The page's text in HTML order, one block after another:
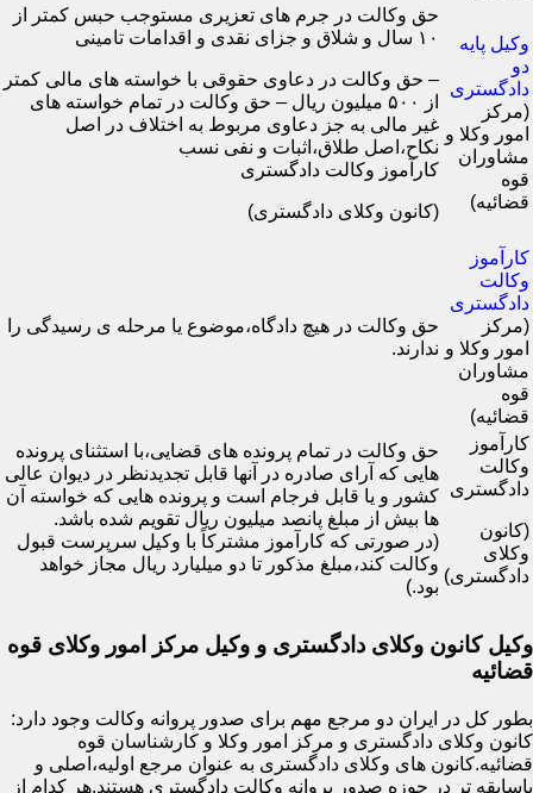
وکیل پایه
دو
دادگستری
(مرکز
امور وکلا و
مشاوران
قوه
قضائیه)
حق وکالت در جرم های تعزیری مستوجب حبس کمتر از
۱۰ سال و شلاق و جزای نقدی و اقدامات تامینی
– حق وکالت در دعاوی حقوقی با خواسته های مالی کمتر
از ۵۰۰ میلیون ریال – حق وکالت در تمام خواسته های
غیر مالی به جز دعاوی مربوط به اختلاف در اصل
نکاح،اصل طلاق،اثبات و نفی نسب
کارآموز وکالت دادگستری
(کانون وکلای دادگستری)
کارآموز
وکالت
دادگستری
(مرکز
امور وکلا و
مشاوران
قوه
قضائیه)
حق وکالت در هیچ دادگاه،موضوع یا مرحله ی رسیدگی را
ندارند.
کارآموز
وکالت
دادگستری
(کانون
وکلای
دادگستری)
حق وکالت در تمام پرونده های قضایی،با استثنای پرونده
هایی که آرای صادره در آنها قابل تجدیدنظر در دیوان عالی
کشور و یا قابل فرجام است و پرونده هایی که خواسته آن
ها بیش از مبلغ پانصد میلیون ریال تقویم شده باشد.
(در صورتی که کارآموز مشترکاً با وکیل سرپرست قبول
وکالت کند،مبلغ مذکور تا دو میلیارد ریال مجاز خواهد
بود.)
وکیل کانون وکلای دادگستری و وکیل مرکز امور وکلای قوه
قضائیه
بطور کل در ایران دو مرجع مهم برای صدور پروانه وکالت وجود دارد:
کانون وکلای دادگستری و مرکز امور وکلا و کارشناسان قوه
قضائیه.کانون های وکلای دادگستری به عنوان مرجع اولیه،اصلی و
باسابقه تر در حوزه صدور پروانه وکالت دادگستری هستند.هر کدام از